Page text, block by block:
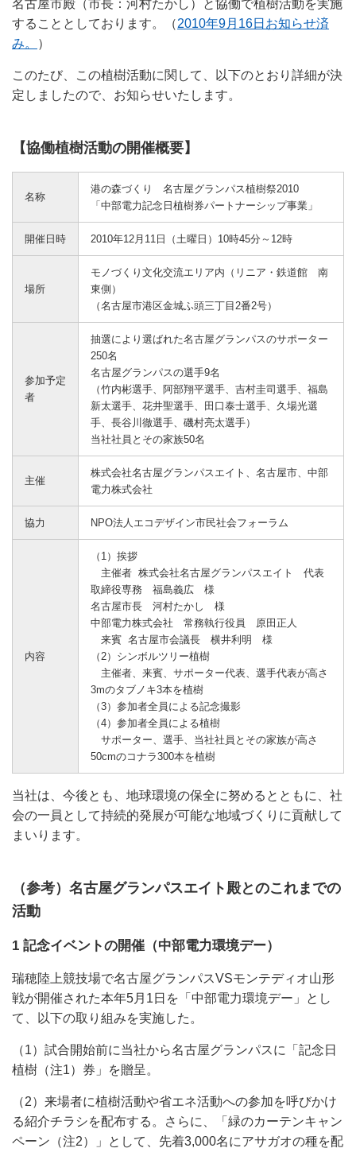
名古屋市殿（市長：河村たかし）と協働で植樹活動を実施
することとしております。（2010年9月16日お知らせ済
み。
）
このたび、この植樹活動に関して、以下のとおり詳細が決
定しましたので、お知らせいたします。
【協働植樹活動の開催概要】
名称
港の森づくり 名古屋グランパス植樹祭2010
「中部電力記念日植樹券パートナーシップ事業」
開催日時 2010年12月11日（土曜日）10時45分～12時
場所
モノづくり文化交流エリア内（リニア・鉄道館 南
東側）
（名古屋市港区金城ふ頭三丁目2番2号）
参加予定
者
抽選により選ばれた名古屋グランパスのサポーター
250名
名古屋グランパスの選手9名
（竹内彬選手、阿部翔平選手、吉村圭司選手、福島
新太選手、花井聖選手、田口泰士選手、久場光選
手、長谷川徹選手、磯村亮太選手）
当社社員とその家族50名
主催
株式会社名古屋グランパスエイト、名古屋市、中部
電力株式会社
協力 NPO法人エコデザイン市民社会フォーラム
内容
（1）挨拶
主催者 株式会社名古屋グランパスエイト 代表
取締役専務 福島義広 様
名古屋市長 河村たかし 様
中部電力株式会社 常務執行役員 原田正人
来賓 名古屋市会議長 横井利明 様
（2）シンボルツリー植樹
主催者、来賓、サポーター代表、選手代表が高さ
3mのタブノキ3本を植樹
（3）参加者全員による記念撮影
（4）参加者全員による植樹
サポーター、選手、当社社員とその家族が高さ
50cmのコナラ300本を植樹
当社は、今後とも、地球環境の保全に努めるとともに、社
会の一員として持続的発展が可能な地域づくりに貢献して
まいります。
（参考）名古屋グランパスエイト殿とのこれまでの
活動
1 記念イベントの開催（中部電力環境デー）
瑞穂陸上競技場で名古屋グランパスVSモンテディオ山形
戦が開催された本年5月1日を「中部電力環境デー」とし
て、以下の取り組みを実施した。
（1）試合開始前に当社から名古屋グランパスに「記念日
植樹（注1）券」を贈呈。
（2）来場者に植樹活動や省エネ活動への参加を呼びかけ
る紹介チラシを配布する。さらに、「緑のカーテンキャン
ペーン（注2）」として、先着3,000名にアサガオの種を配